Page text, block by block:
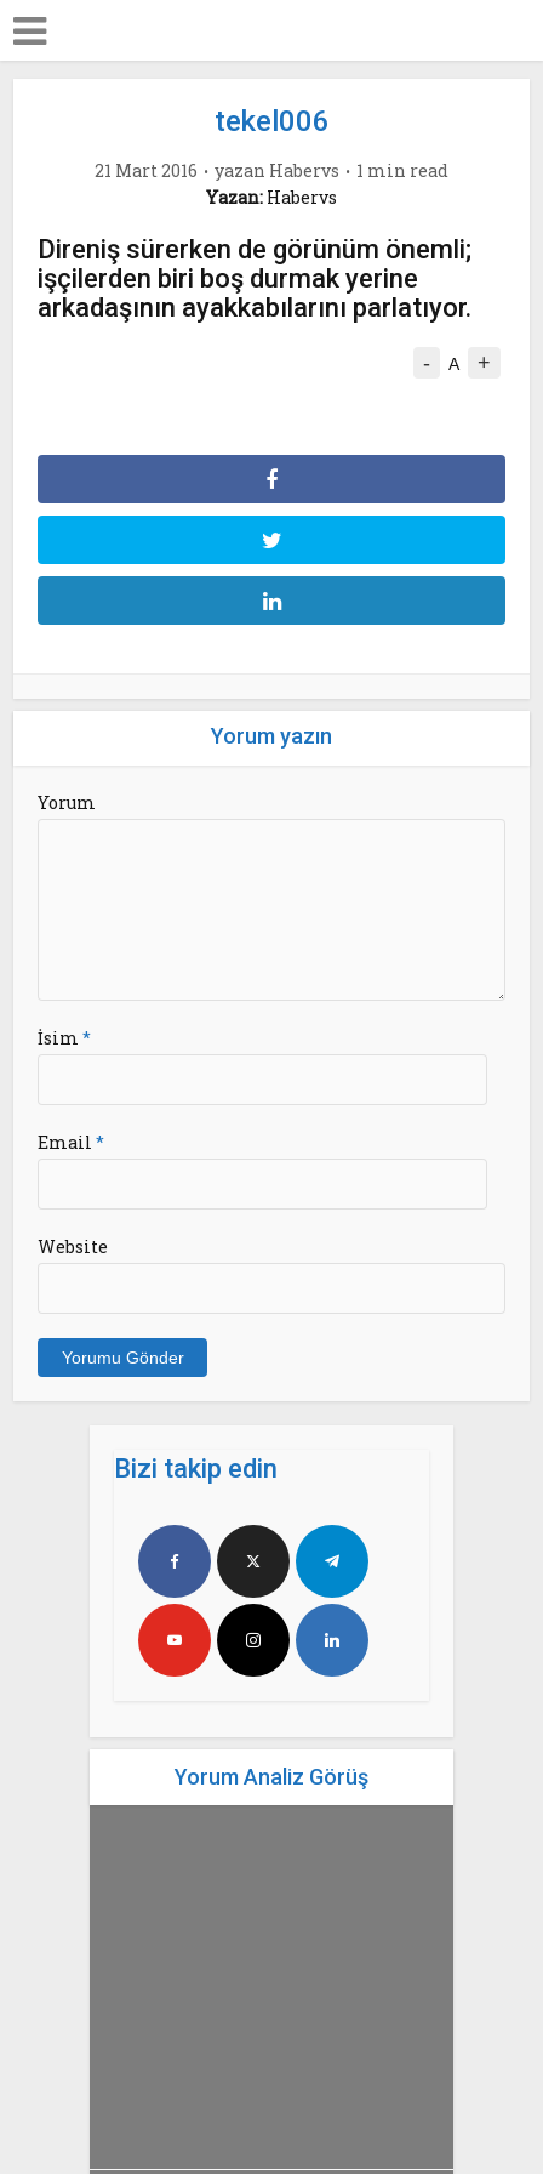
tekel006
21 Mart 2016 yazan Habervs
1 min read
Yazan: Habervs
Direniş sürerken de görünüm önemli;
işçilerden biri boş durmak yerine
arkadaşının ayakkabılarını parlatıyor.
- A +
Yorum yazın
Yorum
İsim*
Email*
Website
Bizi takip edin
Yorum Analiz Görüş